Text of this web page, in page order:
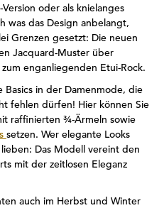
oder als knielanges
was das Design anbelangt,
Grenzen gesetzt: Die neuen
Jacquard-Muster über
enganliegenden Etui-Rock.
Basics in der Damenmode, die
fehlen dürfen! Hier können Sie
raffinierten ¾-Ärmeln sowie
setzen. Wer elegante Looks
Das Modell vereint den
mit der zeitlosen Eleganz
auch im Herbst und Winter